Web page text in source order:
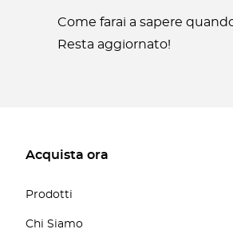
Come farai a sapere
Resta aggiornato!
Acquista ora
Prodotti
Chi Siamo